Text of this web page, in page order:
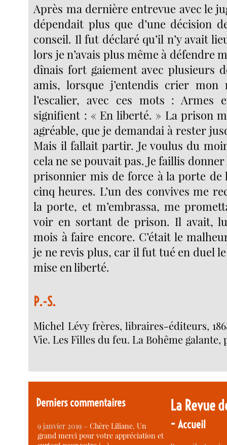
Après ma dernière entrevue avec le
dépendait plus que d’une décision
conseil. Il fut déclaré qu’il n’y avait
lors je n’avais plus même à défendre
dînais fort gaiement avec plusieurs
amis, lorsque j’entendis crier
l’escalier, avec ces mots : Armes
signifient : « En liberté. » La prison
agréable, que je demandai à rester
Mais il fallait partir. Je voulus du
cela ne se pouvait pas. Je faillis donner
prisonnier mis de force à la porte
cinq heures. L’un des convives me
la porte, et m’embrassa, me
voir en sortant de prison. Il avait,
mois à faire encore. C’était le
je ne revis plus, car il fut tué en duel
mise en liberté.
P.-S.
Michel Lévy frères, libraires-éditeurs,
Vie. Les Filles du feu. La Bohême galante,
Derniers commentaires
9 janvier 2019 –Chère Liliane, Un
grand merci pour votre appréciation et
La Revue
-Accueil